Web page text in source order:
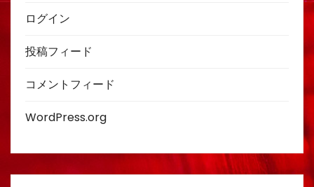
ログイン
投稿フィード
コメントフィード
WordPress.org